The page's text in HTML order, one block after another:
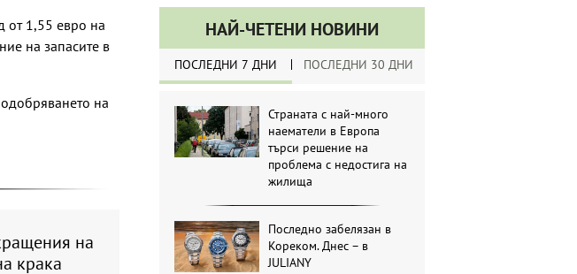
от 1,55 евро на
на запасите в
на
на
крака
НАЙ-ЧЕТЕНИ НОВИНИ
ПОСЛЕДНИ 7 ДНИ ПОСЛЕДНИ 30 ДНИ
Страната с най-много
наематели в Европа
търси решение на
проблема с недостига на
жилища
Последно забелязан в
Кореком. Днес – в
JULIANY